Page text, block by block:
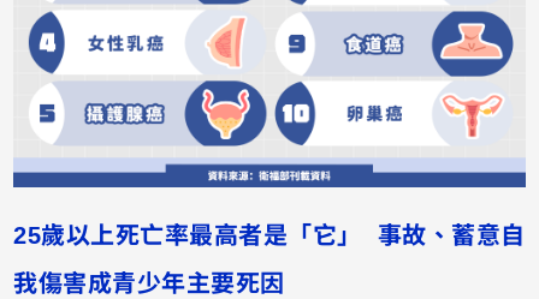
25歲以上死亡率最高者是「它」 事故、蓄意自
我傷害成青少年主要死因